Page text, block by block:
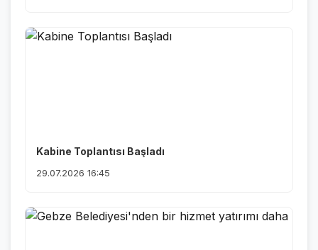
Kabine Toplantısı Başladı
29.07.2026 16:45